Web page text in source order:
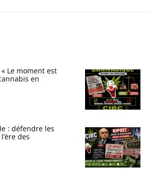
Le moment est
en
: défendre les
des